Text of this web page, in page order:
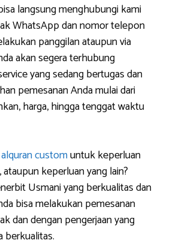
langsung menghubungi kami
WhatsApp dan nomor telepon
panggilan ataupun via
akan segera terhubung
yang sedang bertugas dan
pemesanan Anda mulai dari
harga, hingga tenggat waktu
alquran customuntuk keperluan
keperluan yang lain?
Usmani yang berkualitas dan
bisa melakukan pemesanan
dan dengan pengerjaan yang
berkualitas.